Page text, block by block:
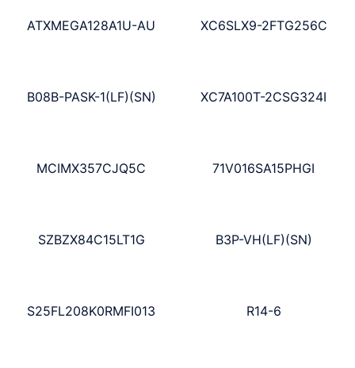
ATXMEGA128A1U-AU XC6SLX9-2FTG256C
B08B-PASK-1(LF)(SN) XC7A100T-2CSG324I
MCIMX357CJQ5C 71V016SA15PHGI
SZBZX84C15LT1G B3P-VH(LF)(SN)
S25FL208K0RMFI013 R14-6